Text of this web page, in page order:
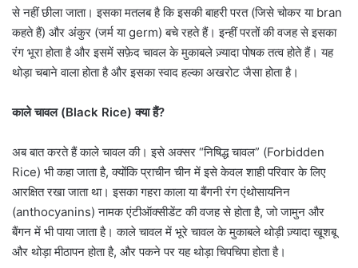
से नहीं छीला जाता। इसका मतलब है कि इसकी बाहरी परत (जिसे चोकर या bran
कहते हैं) और अंकुर (जर्म या germ) बचे रहते हैं। इन्हीं परतों की वजह से इसका
रंग भूरा होता है और इसमें सफ़ेद चावल के मुकाबले ज़्यादा पोषक तत्व होते हैं। यह
थोड़ा चबाने वाला होता है और इसका स्वाद हल्का अखरोट जैसा होता है।
काले चावल (Black Rice) क्या हैं?
अब बात करते हैं काले चावल की। इसे अक्सर “निषिद्ध चावल” (Forbidden
Rice) भी कहा जाता है, क्योंकि प्राचीन चीन में इसे केवल शाही परिवार के लिए
आरक्षित रखा जाता था। इसका गहरा काला या बैंगनी रंग एंथोसायनिन
(anthocyanins) नामक एंटीऑक्सीडेंट की वजह से होता है, जो जामुन और
बैंगन में भी पाया जाता है। काले चावल में भूरे चावल के मुकाबले थोड़ी ज़्यादा खूशबू
और थोड़ा मीठापन होता है, और पकने पर यह थोड़ा चिपचिपा होता है।